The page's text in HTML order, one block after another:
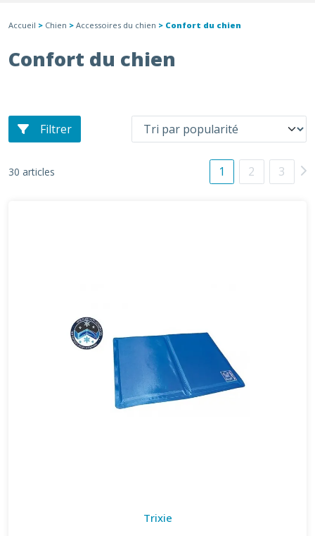
Accueil > Chien > Accessoires du chien > Confort du chien
Confort du chien
Filtrer
30 articles 1 2 3
Trixie